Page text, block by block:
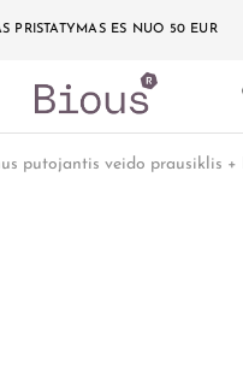
PRISTATYMAS ES NUO 50 EUR
putojantis veido prausiklis